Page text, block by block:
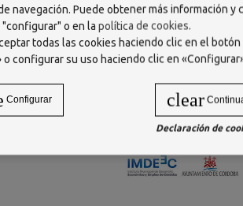
navegación. Puede obtener más información
o en la política de cookies.
todas las cookies haciendo clic en el
o configurar su uso haciendo clic en
clear
Configurar
Declaración de